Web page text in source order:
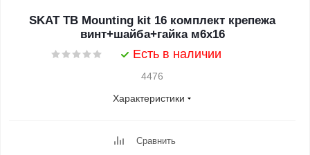
SKAT TB Mounting kit 16 комплект крепежа
винт+шайба+гайка м6х16
Есть в наличии
4476
Характеристики
Сравнить